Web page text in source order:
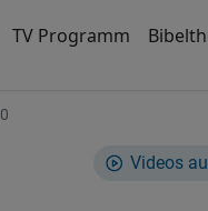
TV Programm
Videos